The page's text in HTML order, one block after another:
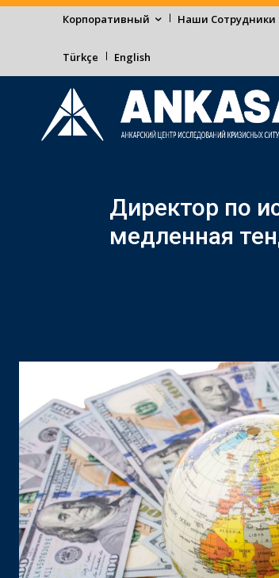
Корпоративный Наши Сотрудники
Türkçe English
Директор по
медленная